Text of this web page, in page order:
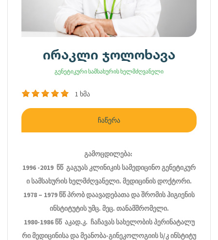
ირაკლი ჯოლოხავა
გენეტიკური სამსახურის ხელმძღვანელი
1 ხმა
ჩაწერა
გამოცდილება:
1996 -2019 წწ გაგუასკლინიკის სამედიცინოგენეტიკურ
ი სამსახურის ხელმძღვანელი. მედიცინისდოქტორი.
1978 – 1979 წწპრობდაავადებათადაშრომისჰიგიენის
ინსტიტუტისუმც. მეც. თანამშრომელი.
1980-1986 წწ აკად.კ. ჩაჩავას სახელობისპერინატალუ
რიმედიცინისადამეანობა-გინეკოლოგიის ს/კინსტიტუ